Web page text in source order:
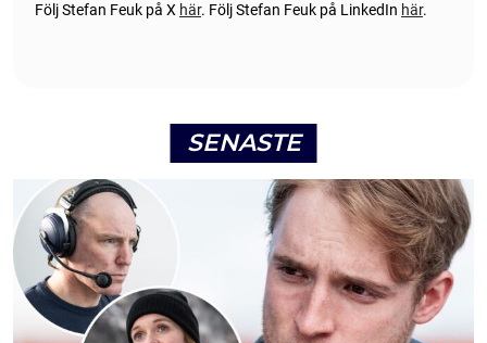
Följ Stefan Feuk på X här. Följ Stefan Feuk på LinkedIn här.
SENASTE